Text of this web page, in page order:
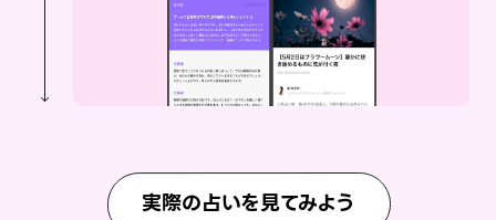
実際の占いを見てみよう